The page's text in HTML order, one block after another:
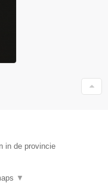
in de provincie
▼